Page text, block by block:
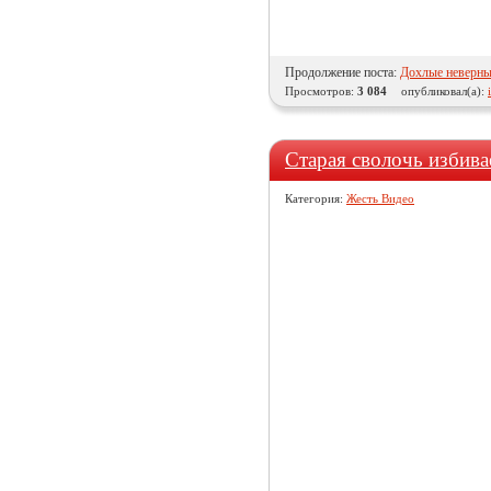
Продолжение поста: Дохлые
Просмотров: 3 084 опубликовал(а):
Старая сволочь
Категория: Жесть Видео